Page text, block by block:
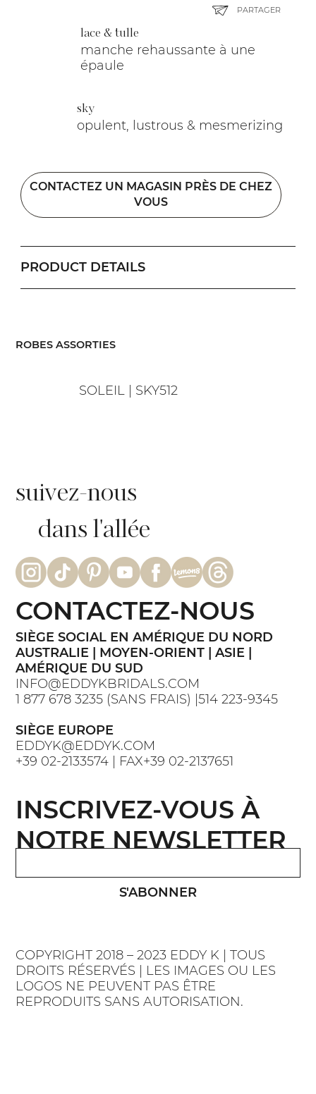
lace & tulle
manche rehaussante à une
épaule
sky
opulent, lustrous & mesmerizing
CONTACTEZ UN MAGASIN PRÈS DE CHEZ
VOUS
PARTAGER
PRODUCT DETAILS
​ROBES ASSORTIES
SOLEIL | SKY512
COPYRIGHT 2018 – 2023 EDDY K | TOUS
DROITS RÉSERVÉS | LES IMAGES OU LES
LOGOS NE PEUVENT PAS ÊTRE
REPRODUITS SANS AUTORISATION.
suivez-nous
dans l'allée
SIÈGE SOCIAL EN AMÉRIQUE DU NORD
AUSTRALIE | MOYEN-ORIENT | ASIE |
AMÉRIQUE DU SUD
INFO@EDDYKBRIDALS.COM
1 877 678 3235 (SANS FRAIS) |514 223-9345
SIÈGE EUROPE
EDDYK@EDDYK.COM
+39 02-2133574 | FAX+39 02-2137651
CONTACTEZ-NOUS
S'ABONNER
INSCRIVEZ-VOUS À
NOTRE NEWSLETTER